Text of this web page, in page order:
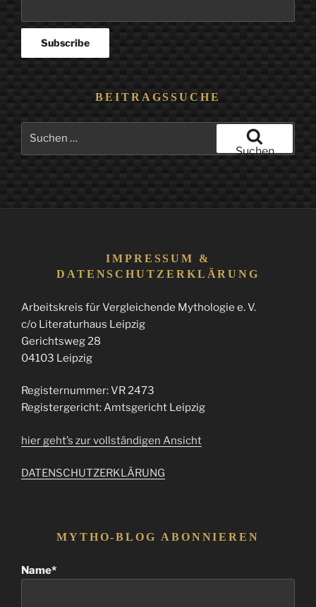
BEITRAGSSUCHE
Suchen
IMPRESSUM &
DATENSCHUTZERKLÄRUNG
Arbeitskreis für Vergleichende Mythologie e. V.
c/o Literaturhaus Leipzig
Gerichtsweg 28
04103 Leipzig
Registernummer: VR 2473
Registergericht: Amtsgericht Leipzig
hier geht’s zur vollständigen Ansicht
DATENSCHUTZERKLÄRUNG
MYTHO-BLOG ABONNIEREN
Name*